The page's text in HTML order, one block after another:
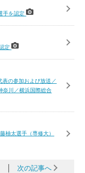
手を認定
定
の参加および放送／
川／横浜国際総合
柚太選手（専修大）
│ 次の記事へ